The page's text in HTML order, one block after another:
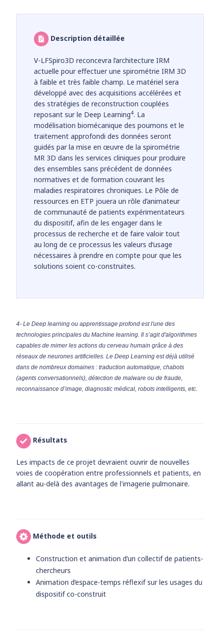
Description détaillée
V-LFSpiro3D reconcevra l’architecture IRM
actuelle pour effectuer une spirométrie IRM 3D
à faible et très faible champ. Le matériel sera
développé avec des acquisitions accélérées et
des stratégies de reconstruction couplées
reposant sur le Deep Learning4. La
modélisation biomécanique des poumons et le
traitement approfondi des données seront
guidés par la mise en œuvre de la spirométrie
MR 3D dans les services cliniques pour produire
des ensembles sans précédent de données
normatives et de formation couvrant les
maladies respiratoires chroniques. Le Pôle de
ressources en ETP jouera un rôle d’animateur
de communauté de patients expérimentateurs
du dispositif, afin de les engager dans le
processus de recherche et de faire valoir tout
au long de ce processus les valeurs d’usage
nécessaires à prendre en compte pour que les
solutions soient co-construites.
4- Le Deep learning ou apprentissage profond est l'une des
technologies principales du Machine learning. Il s’agit d'algorithmes
capables de mimer les actions du cerveau humain grâce à des
réseaux de neurones artificielles. Le Deep Learning est déjà utilisé
dans de nombreux domaines : traduction automatique, chabots
(agents conversationnels), détection de malware ou de fraude,
reconnaissance d’image, diagnostic médical, robots intelligents, etc.
Résultats
Les impacts de ce projet devraient ouvrir de nouvelles
voies de coopération entre professionnels et patients, en
allant au-delà des avantages de l'imagerie pulmonaire.
Méthode et outils
Construction et animation d’un collectif de patients-
chercheurs
Animation d’espace-temps réflexif sur les usages du
dispositif co-construit